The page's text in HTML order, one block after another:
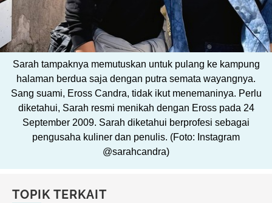
Sarah tampaknya memutuskan untuk pulang ke kampung
halaman berdua saja dengan putra semata wayangnya.
Sang suami, Eross Candra, tidak ikut menemaninya. Perlu
diketahui, Sarah resmi menikah dengan Eross pada 24
September 2009. Sarah diketahui berprofesi sebagai
pengusaha kuliner dan penulis. (Foto: Instagram
@sarahcandra)
TOPIK TERKAIT